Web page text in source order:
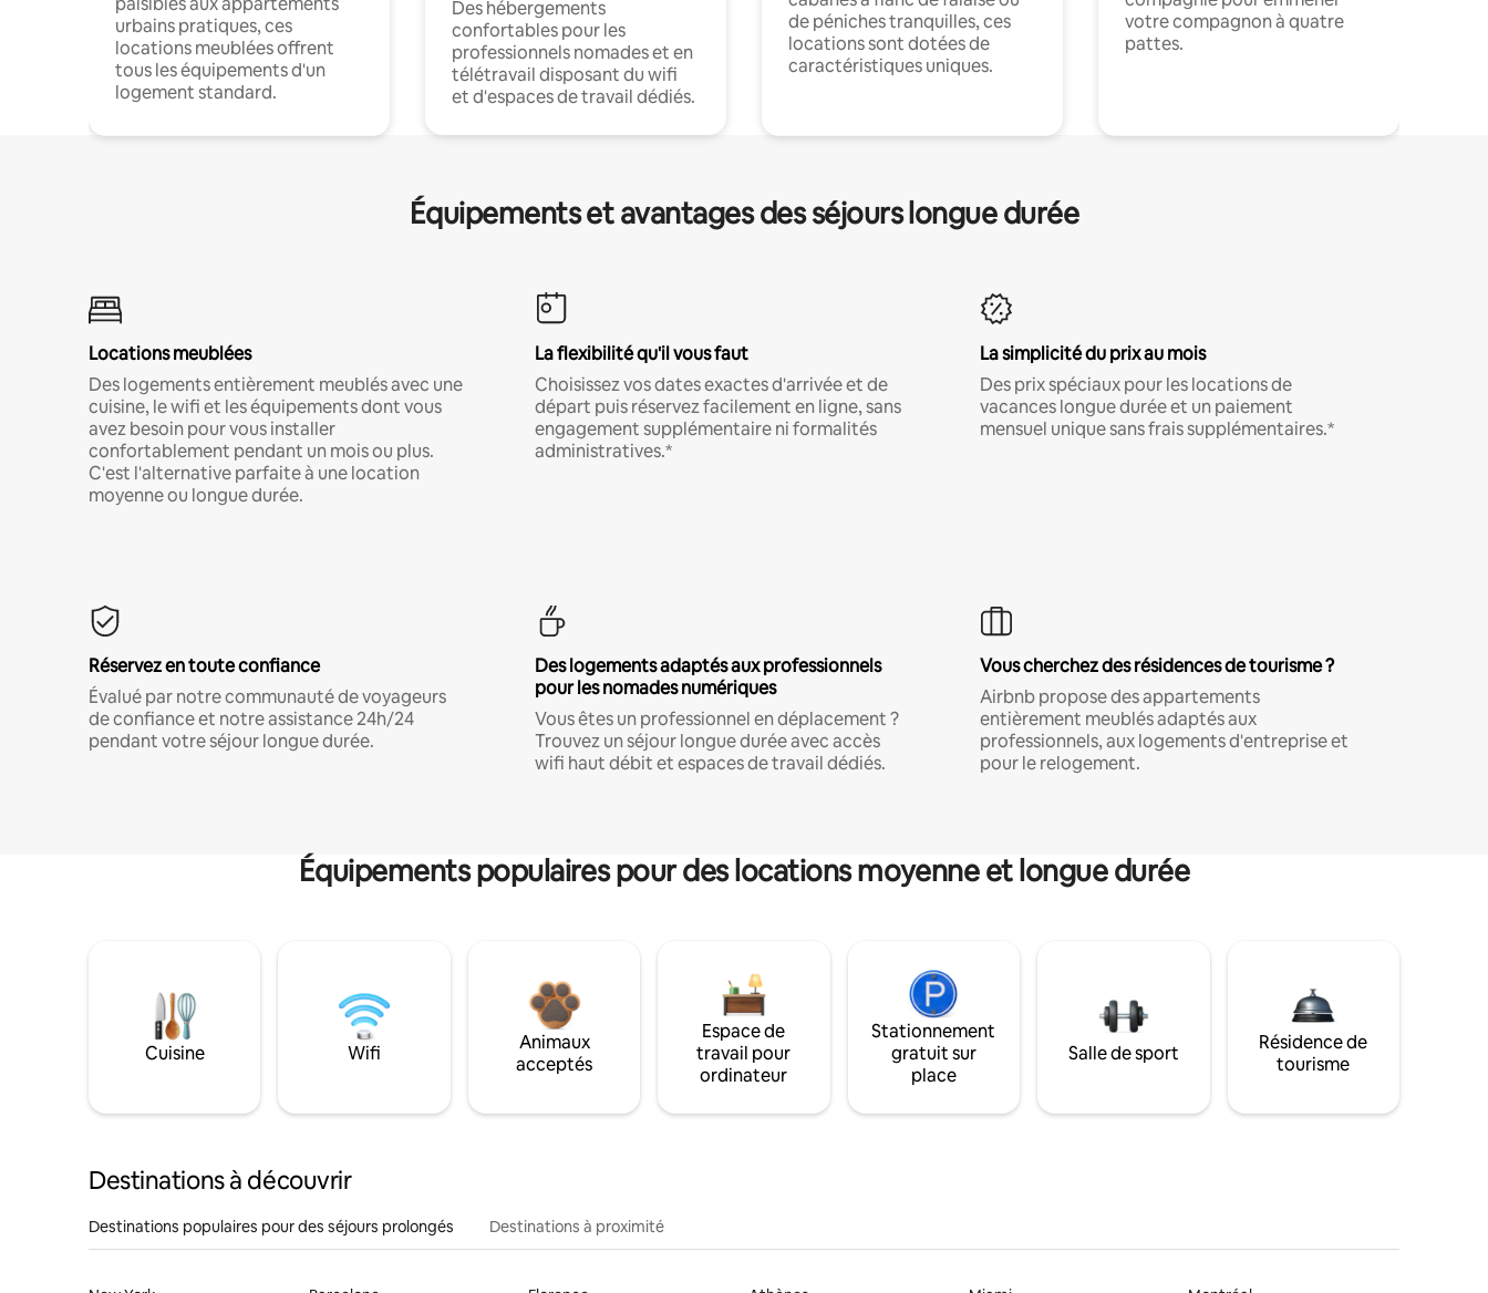
urbains pratiques, ces
locations meublées offrent
tous les équipements d'un
logement standard.
Des hébergements
confortables pour les
professionnels nomades et en
télétravail disposant du wifi
et d'espaces de travail dédiés.
de péniches tranquilles, ces
locations sont dotées de
caractéristiques uniques.
votre compagnon à quatre
pattes.
Équipements et avantages des séjours longue durée
Locations meublées
Des logements entièrement meublés avec une
cuisine, le wifi et les équipements dont vous
avez besoin pour vous installer
confortablement pendant un mois ou plus.
C'est l'alternative parfaite à une location
moyenne ou longue durée.
La flexibilité qu'il vous faut
Choisissez vos dates exactes d'arrivée et de
départ puis réservez facilement en ligne, sans
engagement supplémentaire ni formalités
administratives.*
La simplicité du prix au mois
Des prix spéciaux pour les locations de
vacances longue durée et un paiement
mensuel unique sans frais supplémentaires.*
Réservez en toute confiance
Évalué par notre communauté de voyageurs
de confiance et notre assistance 24h/24
pendant votre séjour longue durée.
Des logements adaptés aux professionnels
pour les nomades numériques
Vous êtes un professionnel en déplacement ?
Trouvez un séjour longue durée avec accès
wifi haut débit et espaces de travail dédiés.
Vous cherchez des résidences de tourisme ?
Airbnb propose des appartements
entièrement meublés adaptés aux
professionnels, aux logements d'entreprise et
pour le relogement.
Équipements populaires pour des locations moyenne et longue durée
Cuisine Wifi
Animaux
acceptés
Espace de
travail pour
ordinateur
Stationnement
gratuit sur
place
Salle de sport
Résidence de
tourisme
Destinations à découvrir
Destinations populaires pour des séjours prolongés Destinations à proximité